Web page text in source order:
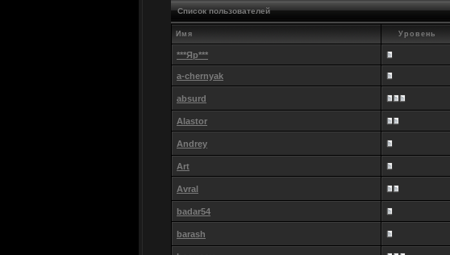
Список пользователей
Имя Уровень
***Яр***
a-chernyak
absurd
Alastor
Andrey
Art
Avral
badar54
barash